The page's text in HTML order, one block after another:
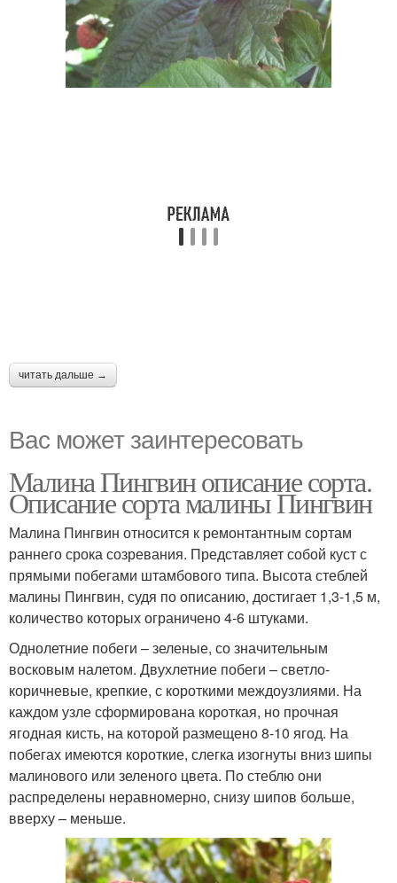
читать дальше →
Вас может заинтересовать
Малина Пингвин описание сорта.
Описание сорта малины Пингвин
Малина Пингвин относится к ремонтантным сортам
раннего срока созревания. Представляет собой куст с
прямыми побегами штамбового типа. Высота стеблей
малины Пингвин, судя по описанию, достигает 1,3-1,5 м,
количество которых ограничено 4-6 штуками.
Однолетние побеги – зеленые, со значительным
восковым налетом. Двухлетние побеги – светло-
коричневые, крепкие, с короткими междоузлиями. На
каждом узле сформирована короткая, но прочная
ягодная кисть, на которой размещено 8-10 ягод. На
побегах имеются короткие, слегка изогнуты вниз шипы
малинового или зеленого цвета. По стеблю они
распределены неравномерно, снизу шипов больше,
вверху – меньше.